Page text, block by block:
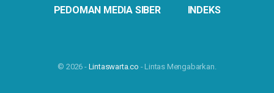
PEDOMAN MEDIA SIBER INDEKS
© 2026 - Lintaswarta.co - Lintas Mengabarkan.